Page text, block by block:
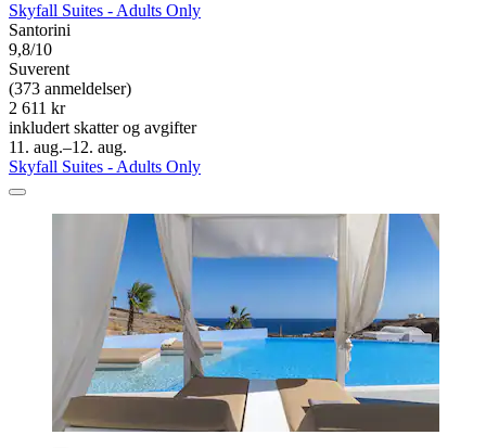
Skyfall Suites - Adults Only
Santorini
9,8/10
Suverent
(373 anmeldelser)
2 611 kr
inkludert skatter og avgifter
11. aug.–12. aug.
Skyfall Suites - Adults Only